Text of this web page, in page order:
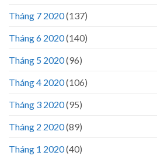
Tháng 7 2020(137)
Tháng 6 2020(140)
Tháng 5 2020(96)
Tháng 4 2020(106)
Tháng 3 2020(95)
Tháng 2 2020(89)
Tháng 1 2020(40)